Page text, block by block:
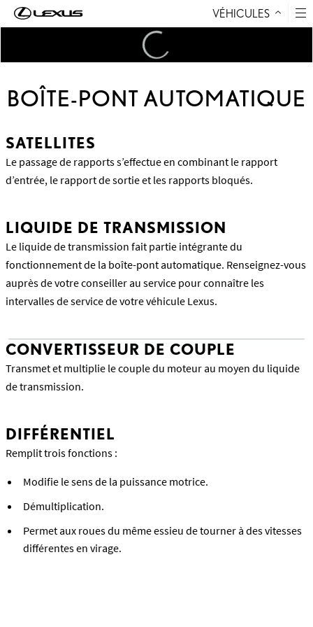
VÉHICULES
Loading
BOÎTE-PONT AUTOMATIQUE
SATELLITES
Le passage de rapports s’effectue en combinant le rapport
d’entrée, le rapport de sortie et les rapports bloqués.
LIQUIDE DE TRANSMISSION
Le liquide de transmission fait partie intégrante du
fonctionnement de la boîte-pont automatique. Renseignez-vous
auprès de votre conseiller au service pour connaître les
intervalles de service de votre véhicule Lexus.
CONVERTISSEUR DE COUPLE
Transmet et multiplie le couple du moteur au moyen du liquide
de transmission.
DIFFÉRENTIEL
Remplit trois fonctions :
Modifie le sens de la puissance motrice.
Démultiplication.
Permet aux roues du même essieu de tourner à des vitesses
différentes en virage.